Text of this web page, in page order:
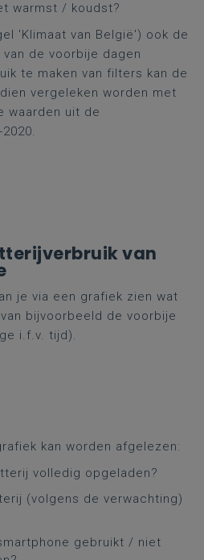
warmst / koudst?
'Klimaat van België') ook de
de voorbije dagen
te maken van filters kan de
vergeleken worden met
waarden uit de
van
je via een grafiek zien wat
bijvoorbeeld de voorbije
i.f.v. tijd).
kan worden afgelezen:
volledig opgeladen?
(volgens de verwachting)
gebruikt / niet